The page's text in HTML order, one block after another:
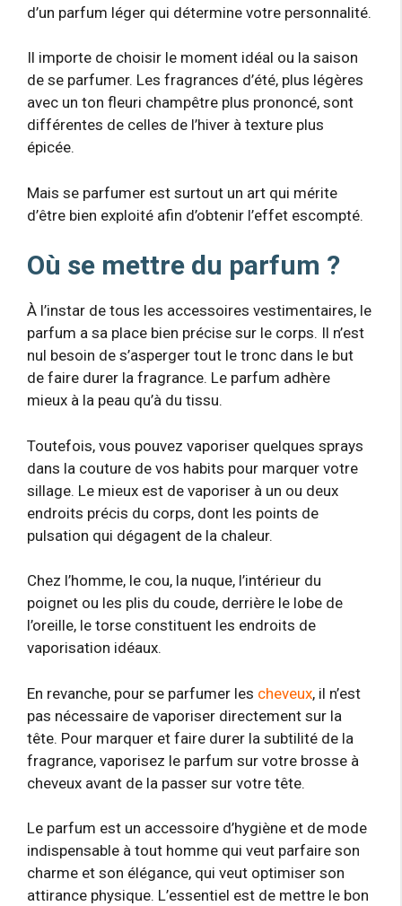
d’un parfum léger qui détermine votre personnalité.
Il importe de choisir le moment idéal ou la saison
de se parfumer. Les fragrances d’été, plus légères
avec un ton fleuri champêtre plus prononcé, sont
différentes de celles de l’hiver à texture plus
épicée.
Mais se parfumer est surtout un art qui mérite
d’être bien exploité afin d’obtenir l’effet escompté.
Où se mettre du parfum ?
À l’instar de tous les accessoires vestimentaires, le
parfum a sa place bien précise sur le corps. Il n’est
nul besoin de s’asperger tout le tronc dans le but
de faire durer la fragrance. Le parfum adhère
mieux à la peau qu’à du tissu.
Toutefois, vous pouvez vaporiser quelques sprays
dans la couture de vos habits pour marquer votre
sillage. Le mieux est de vaporiser à un ou deux
endroits précis du corps, dont les points de
pulsation qui dégagent de la chaleur.
Chez l’homme, le cou, la nuque, l’intérieur du
poignet ou les plis du coude, derrière le lobe de
l’oreille, le torse constituent les endroits de
vaporisation idéaux.
En revanche, pour se parfumer les cheveux, il n’est
pas nécessaire de vaporiser directement sur la
tête. Pour marquer et faire durer la subtilité de la
fragrance, vaporisez le parfum sur votre brosse à
cheveux avant de la passer sur votre tête.
Le parfum est un accessoire d’hygiène et de mode
indispensable à tout homme qui veut parfaire son
charme et son élégance, qui veut optimiser son
attirance physique. L’essentiel est de mettre le bon